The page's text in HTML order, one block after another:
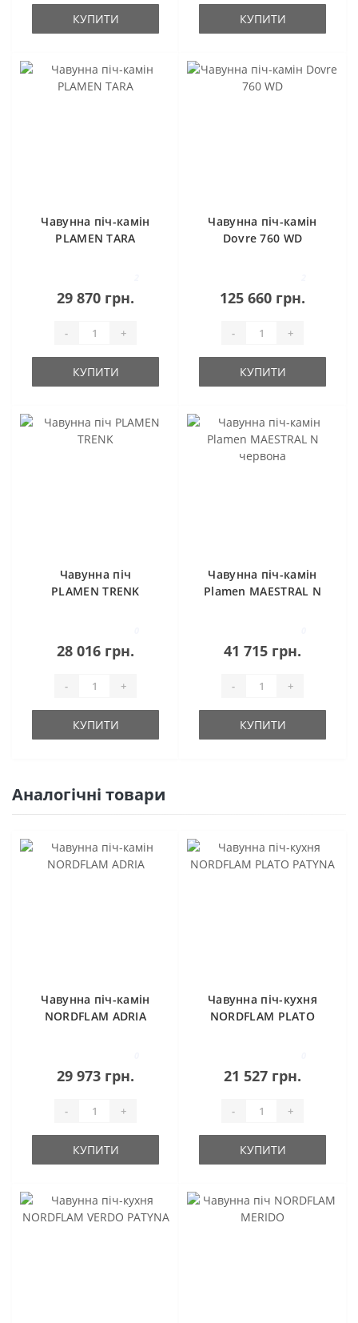
КУПИТИ КУПИТИ
Чавунна піч-камін
PLAMEN TARA
29 870 грн.
- +
КУПИТИ
Чавунна піч-камін
Dovre 760 WD
125 660 грн.
- +
КУПИТИ
Чавунна піч
PLAMEN TRENK
28 016 грн.
- +
КУПИТИ
Чавунна піч-камін
Plamen MAESTRAL N
41 715 грн.
- +
КУПИТИ
Аналогічні товари
Чавунна піч-камін
NORDFLAM ADRIA
29 973 грн.
- +
КУПИТИ
Чавунна піч-кухня
NORDFLAM PLATO
21 527 грн.
- +
КУПИТИ